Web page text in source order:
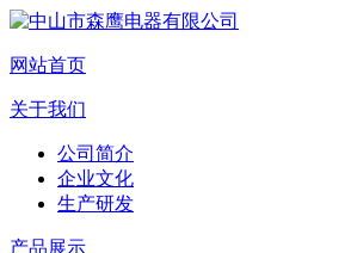
网站首页
关于我们
公司简介
企业文化
生产研发
产品展示